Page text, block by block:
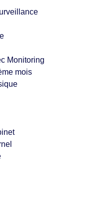
Monitoring
mois